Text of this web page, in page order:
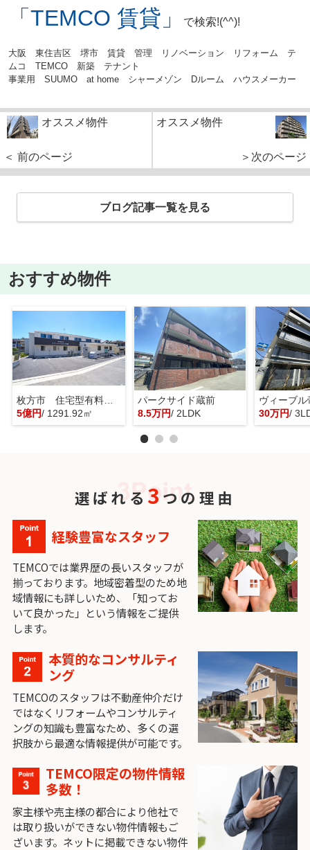
「TEMCO 賃貸」 で検索!(^^)!
大阪 東住吉区 堺市 賃貸 管理 リノベーション リフォーム テ
ムコ TEMCO 新築 テナント
事業用 SUUMO at home シャーメゾン Dルーム ハウスメーカー
オススメ物件
＜ 前のページ
オススメ物件
＞次のページ
ブログ記事一覧を見る
おすすめ物件
枚方市 住宅型有料老人ホーム 一棟貸し
5億円/ 1291.92㎡
パークサイド蔵前
8.5万円/ 2LDK
ヴィーブル
30万円/
選ばれる 3 つの理由
経験豊富なスタッフ
TEMCOでは業界歴の長いスタッフが
揃っております。地域密着型のため地
域情報にも詳しいため、「知ってお
いて良かった」という情報をご提供
します。
本質的なコンサルティ
ング
TEMCOのスタッフは不動産仲介だけ
ではなくリフォームやコンサルティ
ングの知識も豊富なため、多くの選
択肢から最適な情報提供が可能です。
TEMCO限定の物件情報
多数！
家主様や売主様の都合により他社で
は取り扱いができない物件情報もご
ざいます。ネットに掲載できない物件